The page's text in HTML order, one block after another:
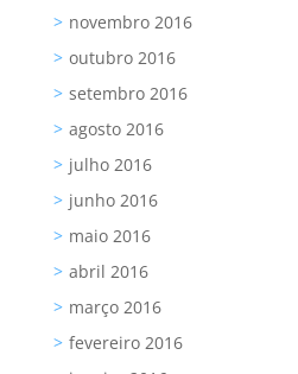
novembro 2016
outubro 2016
setembro 2016
agosto 2016
julho 2016
junho 2016
maio 2016
abril 2016
março 2016
fevereiro 2016